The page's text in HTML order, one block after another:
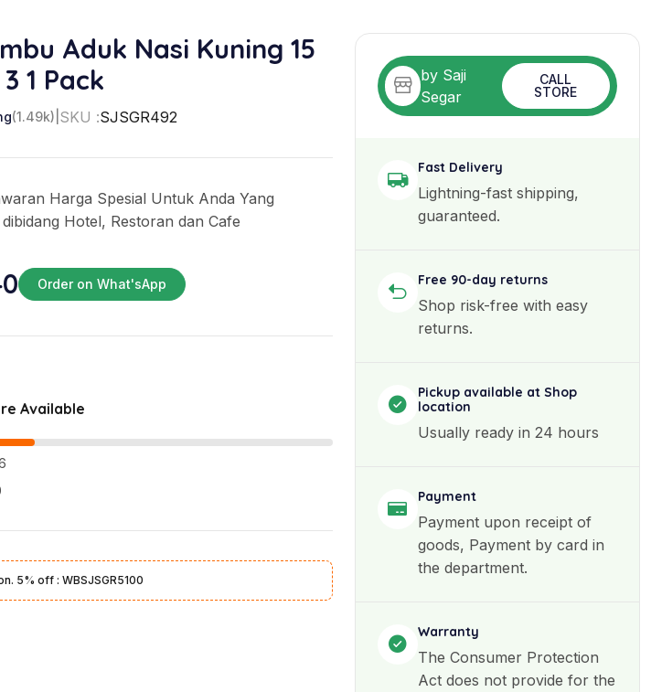
Aduk Nasi Kuning 15
1 Pack
(1.49k) SKU :SJSGR492
Harga Spesial Untuk Anda Yang
Hotel, Restoran dan Cafe
Order on What'sApp
Available
5% off : WBSJSGR5100
by Saji
Segar
CALL
STORE
Fast Delivery
Lightning-fast shipping,
guaranteed.
Free 90-day returns
Shop risk-free with easy
returns.
Pickup available at Shop
location
Usually ready in 24 hours
Payment
Payment upon receipt of
goods, Payment by card in
the department.
Warranty
The Consumer Protection
Act does not provide for the